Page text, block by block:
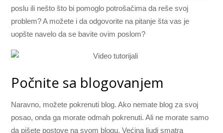
poslu ili nešto što bi pomoglo potrošačima da reše svoj
problem? A možete i da odgovorite na pitanje šta vas je
uopšte navelo da se bavite ovim poslom?
Počnite sa blogovanjem
Naravno, možete pokrenuti blog. Ako nemate blog za svoj
posao, onda ga morate odmah pokrenuti. Ali ne morate samo
da pišete postove na svom blogu. Većina ljudi smatra